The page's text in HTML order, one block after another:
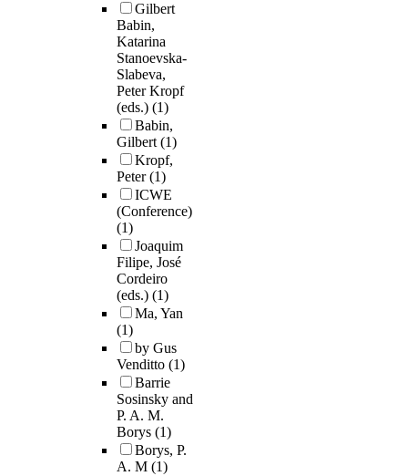
Gilbert
Babin,
Katarina
Stanoevska-
Slabeva,
Peter Kropf
(eds.) (1)
Babin,
Gilbert(1)
Kropf,
Peter(1)
ICWE
(Conference)
(1)
Joaquim
Filipe, José
Cordeiro
(eds.) (1)
Ma, Yan
(1)
by Gus
Venditto (1)
Barrie
Sosinsky and
P. A. M.
Borys (1)
Borys, P.
A. M (1)